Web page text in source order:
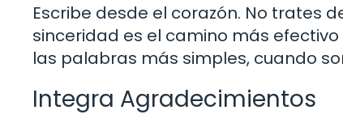
Escribe desde el corazón. No trates
sinceridad es el camino más
las palabras más simples, cuando
Integra Agradecimientos